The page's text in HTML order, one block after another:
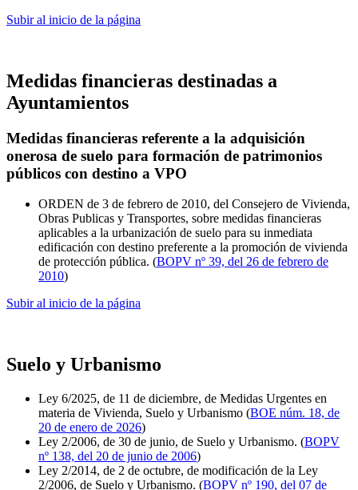
Subir al inicio de la página
Medidas financieras destinadas a
Ayuntamientos
Medidas financieras referente a la adquisición
onerosa de suelo para formación de patrimonios
públicos con destino a VPO
ORDEN de 3 de febrero de 2010, del Consejero de Vivienda,
Obras Publicas y Transportes, sobre me­didas financieras
aplicables a la urbanización de suelo para su inmediata
edificación con destino preferente a la promoción de vivienda
de protec­ción pública. (BOPV nº 39, del 26 de febrero de
2010)
Subir al inicio de la página
Suelo y Urbanismo
Ley 6/2025, de 11 de diciembre, de Medidas Urgentes en
materia de Vivienda, Suelo y Urbanismo (BOE núm. 18, de
20 de enero de 2026)
Ley 2/2006, de 30 de junio, de Suelo y Urbanismo. (BOPV
nº 138, del 20 de junio de 2006)
Ley 2/2014, de 2 de octubre, de modificación de la Ley
2/2006, de Suelo y Urbanismo. (BOPV nº 190, del 07 de